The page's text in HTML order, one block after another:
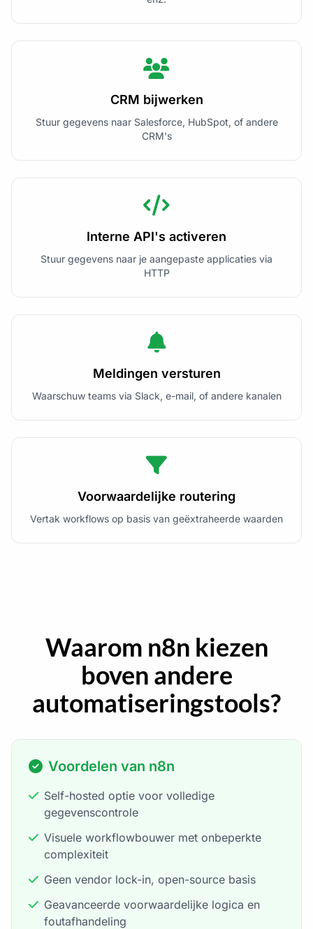
CRM bijwerken
Stuur gegevens naar Salesforce, HubSpot, of andere
CRM's
Interne API's activeren
Stuur gegevens naar je aangepaste applicaties via
HTTP
Meldingen versturen
Waarschuw teams via Slack, e-mail, of andere kanalen
Voorwaardelijke routering
Vertak workflows op basis van geëxtraheerde waarden
Waarom n8n kiezen
boven andere
automatiseringstools?
Voordelen van n8n
Self-hosted optie voor volledige
gegevenscontrole
Visuele workflowbouwer met onbeperkte
complexiteit
Geen vendor lock-in, open-source basis
Geavanceerde voorwaardelijke logica en
foutafhandeling